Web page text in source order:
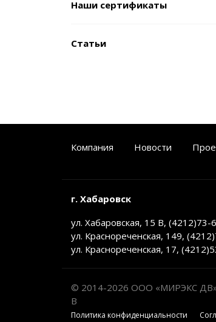
Наши сертификаты
Cтатьи
Компания Новости
г. Хабаровск
ул. Хабаровская, 15 В, (4212)73-
ул. Краснореченская, 149,
ул. Краснореченская, 17,
© 2014-2026 ООО «МИРЭКС ДВ»
В
Политика конфиденциальности